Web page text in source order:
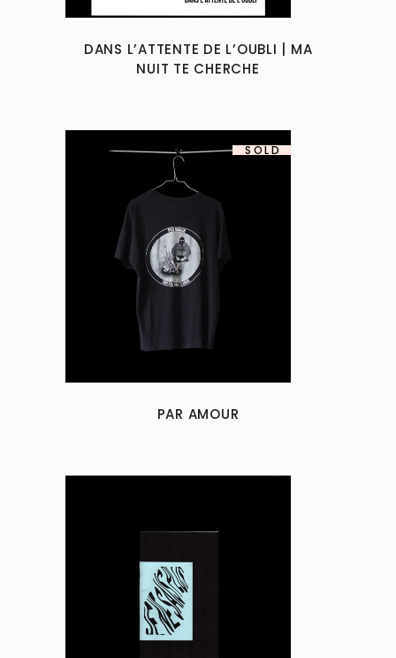
options
may
be
the
product
DANS L’ATTENTE DE L’OUBLI | MA
NUIT TE CHERCHE
SOLD
This
product
options
may
on
page
PAR AMOUR